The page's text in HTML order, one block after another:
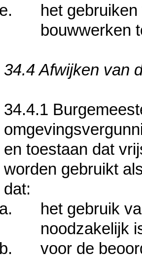
het
bouwwerken
34.4 Afwijken van
34.4.1
en toestaan dat
worden gebruikt
dat:
het gebruik
noodzakelijk
voor de